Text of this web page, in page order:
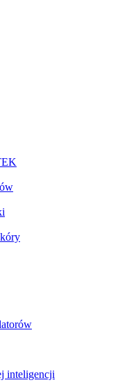
inteligencji